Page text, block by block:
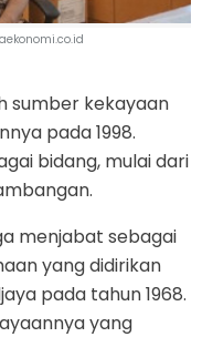
sumber kekayaan
pada 1998.
bidang, mulai dari
menjabat sebagai
yang didirikan
pada tahun 1968.
yang